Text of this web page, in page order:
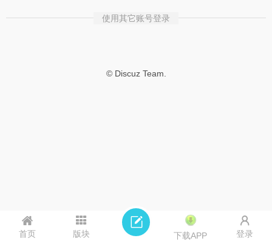
使用其它账号登录
© Discuz Team.
首页 版块 下载APP 登录